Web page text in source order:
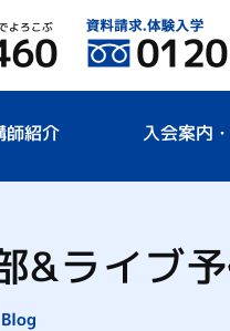
師紹介 入会案内
&ライブ